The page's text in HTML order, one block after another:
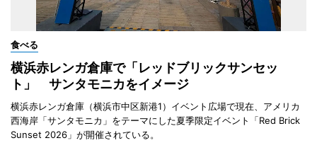
食べる
横浜赤レンガ倉庫で「レッドブリックサンセッ
ト」 サンタモニカをイメージ
横浜赤レンガ倉庫（横浜市中区新港1）イベント広場で現在、アメリカ
西海岸「サンタモニカ」をテーマにした夏季限定イベント「Red Brick
Sunset 2026」が開催されている。